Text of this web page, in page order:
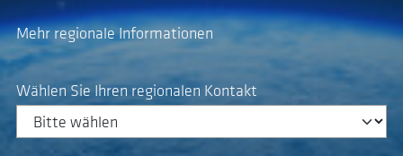
Mehr regionale Informationen
Wählen Sie Ihren regionalen Kontakt